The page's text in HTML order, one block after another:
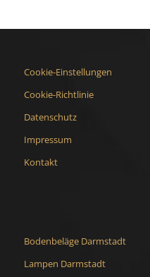
Cookie-Einstellungen
Cookie-Richtlinie
Datenschutz
Impressum
Kontakt
Bodenbeläge Darmstadt
Lampen Darmstadt